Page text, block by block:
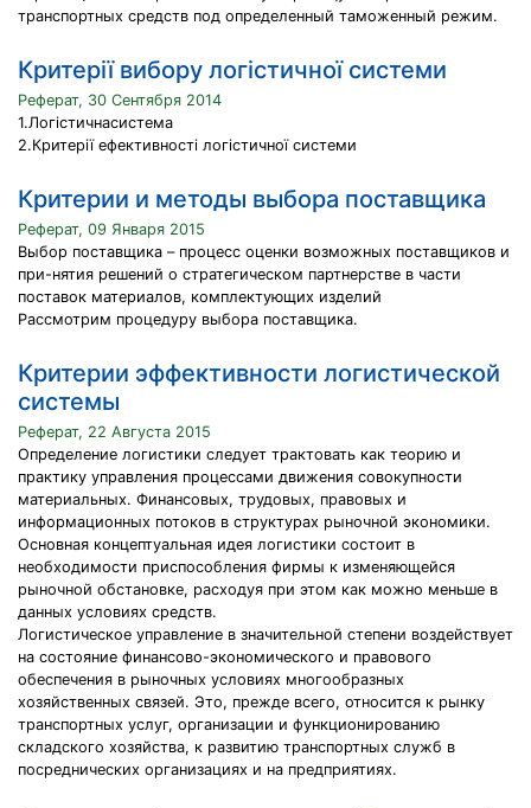
транспортных средств под определенный таможенный режим.
Критерії вибору логістичної системи
Реферат, 30 Сентября 2014
1.Логістичнасистема
2.Критерії ефективності логістичної системи
Критерии и методы выбора поставщика
Реферат, 09 Января 2015
Выбор поставщика – процесс оценки возможных поставщиков и
при-нятия решений о стратегическом партнерстве в части
поставок материалов, комплектующих изделий
Рассмотрим процедуру выбора поставщика.
Критерии эффективности логистической
системы
Реферат, 22 Августа 2015
Определение логистики следует трактовать как теорию и
практику управления процессами движения совокупности
материальных. Финансовых, трудовых, правовых и
информационных потоков в структурах рыночной экономики.
Основная концептуальная идея логистики состоит в
необходимости приспособления фирмы к изменяющейся
рыночной обстановке, расходуя при этом как можно меньше в
данных условиях средств.
Логистическое управление в значительной степени воздействует
на состояние финансово-экономического и правового
обеспечения в рыночных условиях многообразных
хозяйственных связей. Это, прежде всего, относится к рынку
транспортных услуг, организации и функционированию
складского хозяйства, к развитию транспортных служб в
посреднических организациях и на предприятиях.